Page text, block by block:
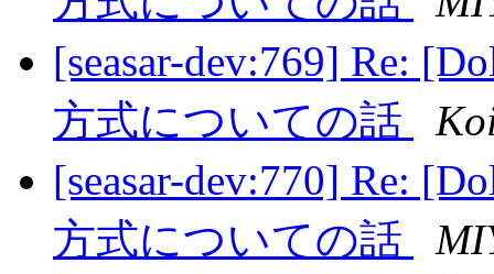
[seasar-dev:769] Re:
方式についての話
[seasar-dev:770] Re:
方式についての話